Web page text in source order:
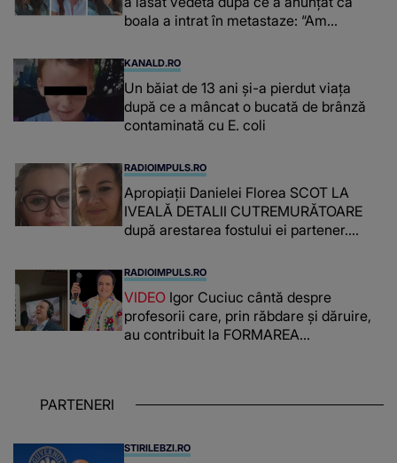
boala a intrat în metastaze: “Am
KANALD.RO
Un băiat de 13 ani și-a pierdut viața
după ce a mâncat o bucată de brânză
contaminată cu E. coli
RADIOIMPULS.RO
Apropiații Danielei Florea SCOT LA
IVEALĂ DETALII CUTREMURĂTOARE
după arestarea fostului ei partener.
românca ucisă în Italia și ascunsă în
lada unui pat: " Îmi pare rău că nu am
reușit să fac mai mult pentru ea și..."
RADIOIMPULS.RO
VIDEO Igor Cuciuc cântă despre
profesorii care, prin răbdare și dăruire,
au contribuit la FORMAREA
chiar și după trecerea anilor: "De
PARTENERI
STIRILEBZI.RO